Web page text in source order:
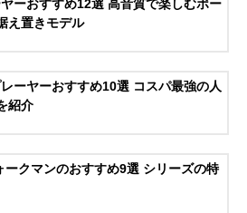
(Koizumi)
オラジ
4944
いざというときの
備えにも向いてい
最大1.2W＋
CD
ーおすすめ12選 高音質で楽しむポー
え置きモデル
ーヤーおすすめ10選 コスパ最強の人
紹介
ークマンのおすすめ9選 シリーズの特